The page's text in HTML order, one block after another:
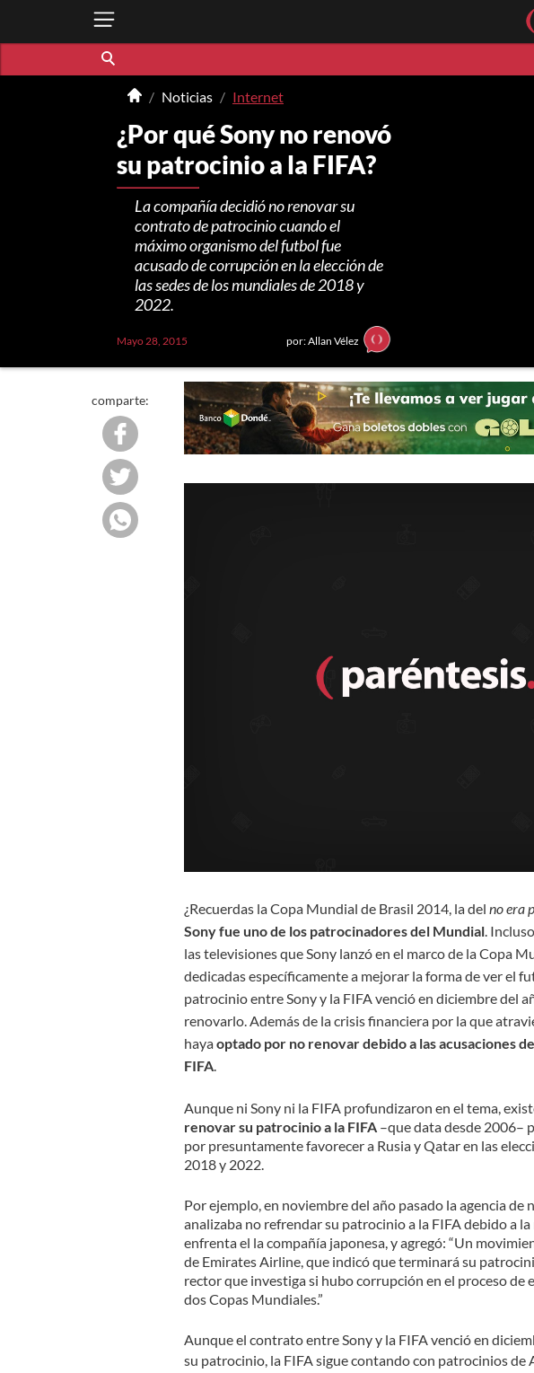
Noticias Internet
¿Por qué Sony no renovó
su patrocinio a la FIFA?
La compañía decidió no renovar su
contrato de patrocinio cuando el
máximo organismo del futbol fue
acusado de corrupción en la elección de
las sedes de los mundiales de 2018 y
2022.
Mayo 28, 2015 por: Allan Vélez
comparte:
¿Recuerdas la Copa Mundial de Brasil 2014, la del no era
Sony fue uno de los patrocinadores del Mundial. Incluso
las televisiones que Sony lanzó en el marco de la Copa
dedicadas específicamente a mejorar la forma de ver el
patrocinio entre Sony y la FIFA venció en diciembre del
renovarlo. Además de la crisis financiera por la que
hayaoptado por no renovar debido a las acusaciones
FIFA.
Aunque ni Sony ni la FIFA profundizaron en el tema,
renovar su patrocinio a la FIFA–que data desde 2006–
por presuntamente favorecer a Rusia y Qatar en las
2018 y 2022.
Por ejemplo, en noviembre del año pasado la agencia de
analizaba no refrendar su patrocinio a la FIFA debido a
enfrenta el la compañía japonesa, y agregó: “Un
de Emirates Airline, que indicó que terminará su
rector que investiga si hubo corrupción en el proceso de
dos Copas Mundiales.”
Aunque el contrato entre Sony y la FIFA venció en
su patrocinio, la FIFA sigue contando con patrocinios de